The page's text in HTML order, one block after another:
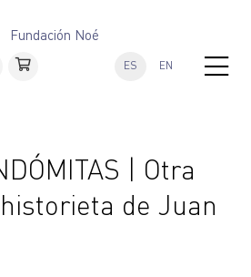
ES EN
| Otra
de Juan